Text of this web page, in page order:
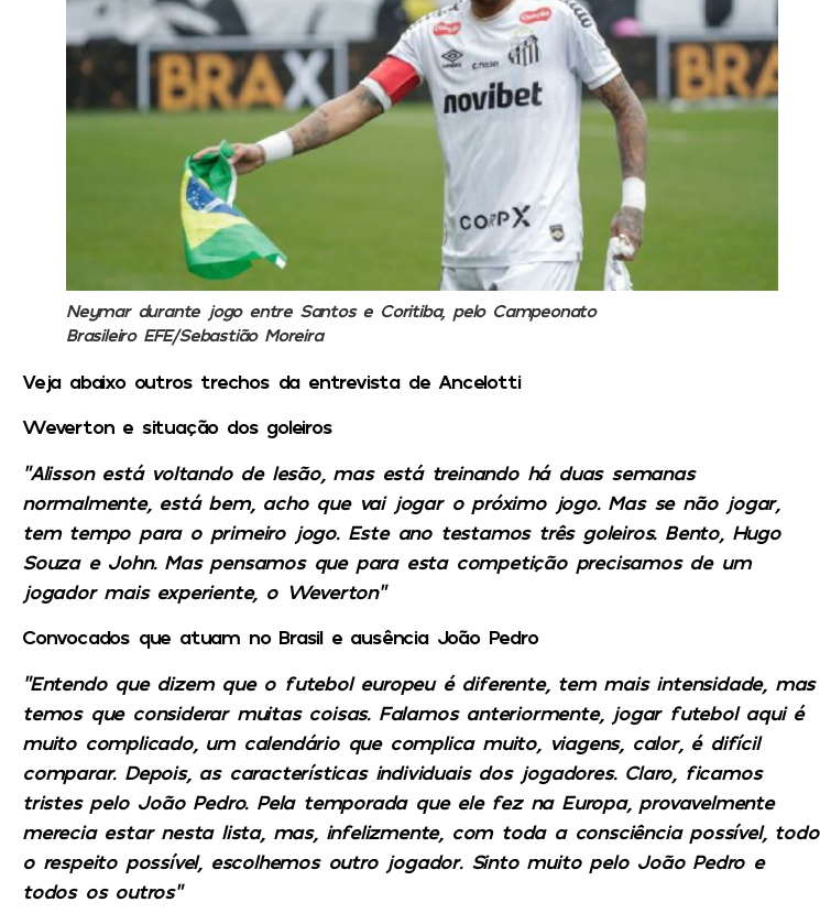
Neymar durante jogo entre Santos e Coritiba, pelo Campeonato
Brasileiro EFE/Sebastião Moreira
Veja abaixo outros trechos da entrevista de Ancelotti
Weverton e situação dos goleiros
“Alisson está voltando de lesão, mas está treinando há duas semanas
normalmente, está bem, acho que vai jogar o próximo jogo. Mas se não jogar,
tem tempo para o primeiro jogo. Este ano testamos três goleiros. Bento, Hugo
Souza e John. Mas pensamos que para esta competição precisamos de um
jogador mais experiente, o Weverton”
Convocados que atuam no Brasil e ausência João Pedro
“Entendo que dizem que o futebol europeu é diferente, tem mais intensidade, mas
temos que considerar muitas coisas. Falamos anteriormente, jogar futebol aqui é
muito complicado, um calendário que complica muito, viagens, calor, é difícil
comparar. Depois, as características individuais dos jogadores. Claro, ficamos
tristes pelo João Pedro. Pela temporada que ele fez na Europa, provavelmente
merecia estar nesta lista, mas, infelizmente, com toda a consciência possível, todo
o respeito possível, escolhemos outro jogador. Sinto muito pelo João Pedro e
todos os outros”